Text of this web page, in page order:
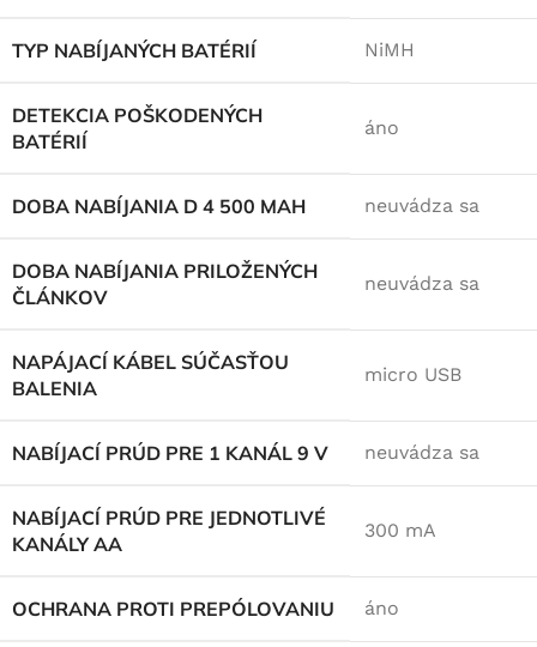
TYP NABÍJANÝCH BATÉRIÍ NiMH
DETEKCIA POŠKODENÝCH
BATÉRIÍ
áno
DOBA NABÍJANIA D 4 500 MAH neuvádza sa
DOBA NABÍJANIA PRILOŽENÝCH
ČLÁNKOV
neuvádza sa
NAPÁJACÍ KÁBEL SÚČASŤOU
BALENIA
micro USB
NABÍJACÍ PRÚD PRE 1 KANÁL 9 V neuvádza sa
NABÍJACÍ PRÚD PRE JEDNOTLIVÉ
KANÁLY AA
300 mA
OCHRANA PROTI PREPÓLOVANIU áno